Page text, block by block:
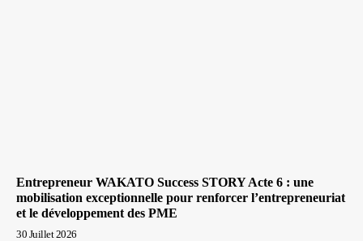
Entrepreneur WAKATO Success STORY Acte 6 : une
mobilisation exceptionnelle pour renforcer l’entrepreneuriat
et le développement des PME
30 Juillet 2026